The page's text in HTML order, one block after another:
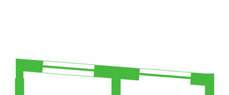
Відділ продажу Львів